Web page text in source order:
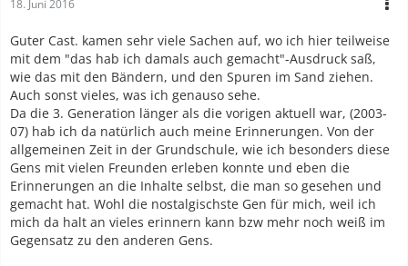
18. Juni 2016
Guter Cast. kamen sehr viele Sachen auf, wo ich hier teilweise
mit dem "das hab ich damals auch gemacht"-Ausdruck saß,
wie das mit den Bändern, und den Spuren im Sand ziehen.
Auch sonst vieles, was ich genauso sehe.
Da die 3. Generation länger als die vorigen aktuell war, (2003-
07) hab ich da natürlich auch meine Erinnerungen. Von der
allgemeinen Zeit in der Grundschule, wie ich besonders diese
Gens mit vielen Freunden erleben konnte und eben die
Erinnerungen an die Inhalte selbst, die man so gesehen und
gemacht hat. Wohl die nostalgischste Gen für mich, weil ich
mich da halt an vieles erinnern kann bzw mehr noch weiß im
Gegensatz zu den anderen Gens.